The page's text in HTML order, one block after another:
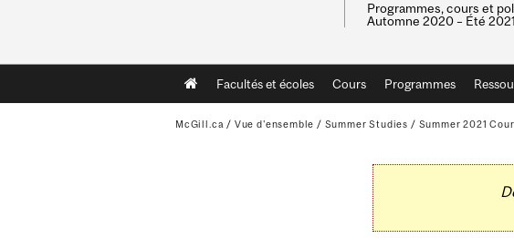
Programmes, cours et
Automne 2020 – Été 2021
Main
navigation
Facultés et écoles Cours Programmes
McGill.ca / Vue d'ensemble / Summer Studies / Summer 2021